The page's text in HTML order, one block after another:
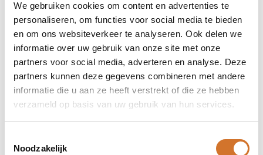
We gebruiken cookies om content en advertenties te
personaliseren, om functies voor social media te bieden
en om ons websiteverkeer te analyseren. Ook delen we
informatie over uw gebruik van onze site met onze
partners voor social media, adverteren en analyse. Deze
partners kunnen deze gegevens combineren met andere
informatie die u aan ze heeft verstrekt of die ze hebben
verzameld op basis van uw gebruik van hun services.
Noodzakelijk